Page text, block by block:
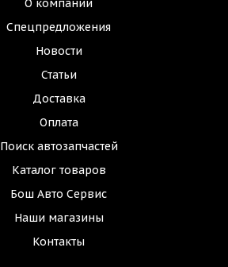
О компании
Спецпредложения
Новости
Статьи
Доставка
Оплата
Поиск автозапчастей
Каталог товаров
Бош Авто Сервис
Наши магазины
Контакты